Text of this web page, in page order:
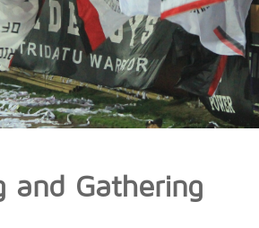
and Gathering